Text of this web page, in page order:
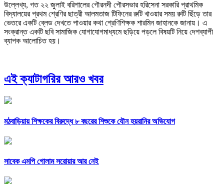
উল্লেখ্য, গত ২২ জুলাই বরিশালের গৌরনদী পৌরসভার হরিসেনা সরকারি প্রাথমিক
বিদ্যালয়ের প্রথম শ্রেণির ছাত্রী আলমতাজ টিফিনের রুটি খাওয়ার সময় রুটি ছিঁড়ে তার
ভেতরে একটি ব্লেড দেখতে পাওয়ার কথা শ্রেণিশিক্ষক শারমিন জাহানকে জানায়। এ
সংক্রান্ত একটি ছবি সামাজিক যোগাযোগমাধ্যমে ছড়িয়ে পড়লে বিষয়টি নিয়ে দেশব্যাপী
ব্যাপক আলোচিত হয়।
এই ক্যাটাগরির আরও খবর
মঠবাড়িয়ায় শিক্ষকের বিরুদ্ধে ৮ বছরের শিশুকে যৌন হয়রানির অভিযোগ
সাবেক এমপি গোলাম সরোয়ার আর নেই